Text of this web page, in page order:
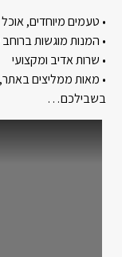
• טעמים מיוחדים,
• המנות מוגשות
• שרות אדיב ומקצועי
• מאות ממליצים
בשבילכם…